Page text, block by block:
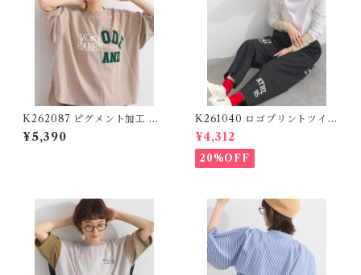
K262087 ピグメント加工 パ
ッチロゴ リメイク風7分袖プル
オーバー / Pigment-Dyed P
¥5,390
K261040 ロゴプリントツイル
ワークパンツ / Logo Print T
will Work Pants (残りわず
か)
¥4,312
20%OFF